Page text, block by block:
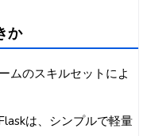
か
ムのスキルセットによ
は、シンプルで軽量